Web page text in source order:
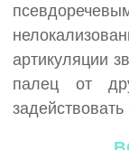
артикуляции
палец от
задействовать